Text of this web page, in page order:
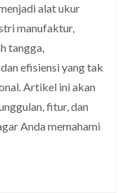
alat ukur
manufaktur,
tangga,
efisiensi yang tak
Artikel ini akan
fitur, dan
Anda memahami